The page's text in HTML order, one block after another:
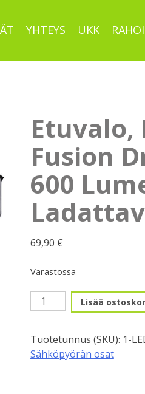
YHTEYS UKK
Etuvalo,
Fusion
600
69,90 €
Varastossa
Etuvalo,
Lezyne
Drive
Pro
Lisää
Tuotetunnus (SKU): 1-
Sähköpyörän osat